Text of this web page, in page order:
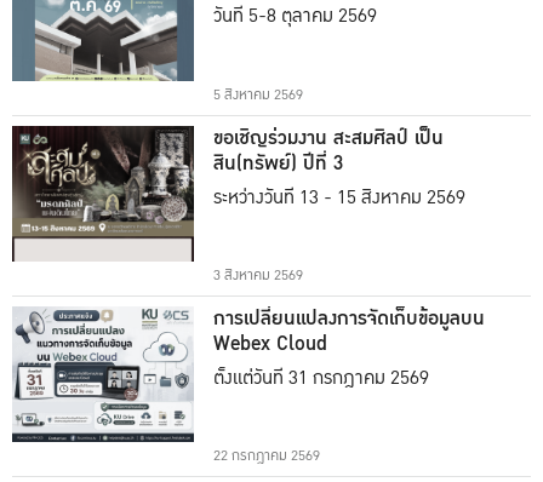
วันที่ 5-8 ตุลาคม 2569
5 สิงหาคม 2569
ขอเชิญร่วมงาน สะสมศิลป์ เป็น
สิน(ทรัพย์) ปีที่ 3
ระหว่างวันที่ 13 - 15 สิงหาคม 2569
3 สิงหาคม 2569
การเปลี่ยนแปลงการจัดเก็บข้อมูลบน
Webex Cloud
ตั้งแต่วันที่ 31 กรกฎาคม 2569
22 กรกฎาคม 2569